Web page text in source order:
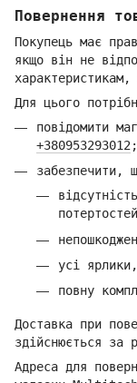
Повернення
Покупець має
якщо він не
Для цього
повідомити
+380953293012 ;
забезпечити,
усі
повну
Доставка при
здійснюється за
Адреса для